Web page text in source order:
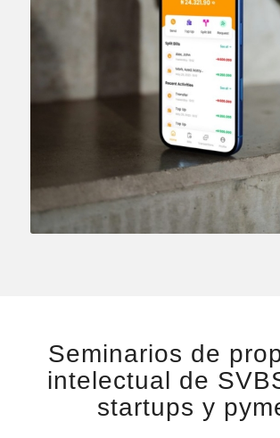
Seminarios de
intelectual de
startups y